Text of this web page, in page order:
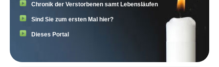
Chronik der Verstorbenen samt Lebensläufen
Sind Sie zum ersten Mal hier?
Dieses Portal